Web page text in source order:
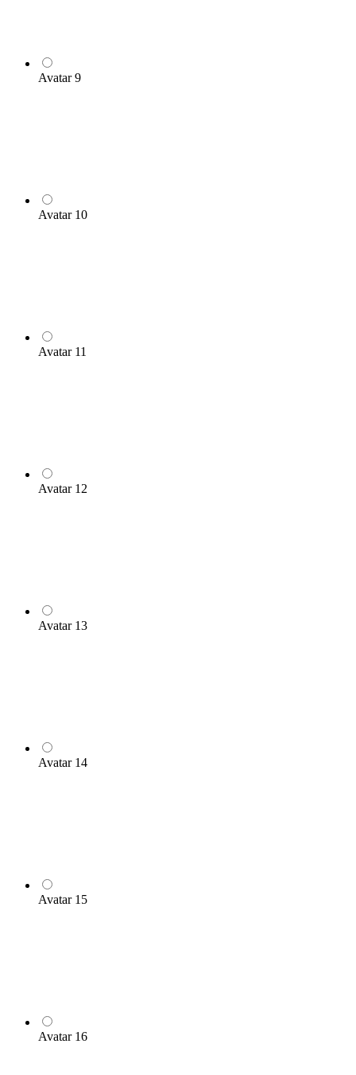
Avatar 9
Avatar 10
Avatar 11
Avatar 12
Avatar 13
Avatar 14
Avatar 15
Avatar 16